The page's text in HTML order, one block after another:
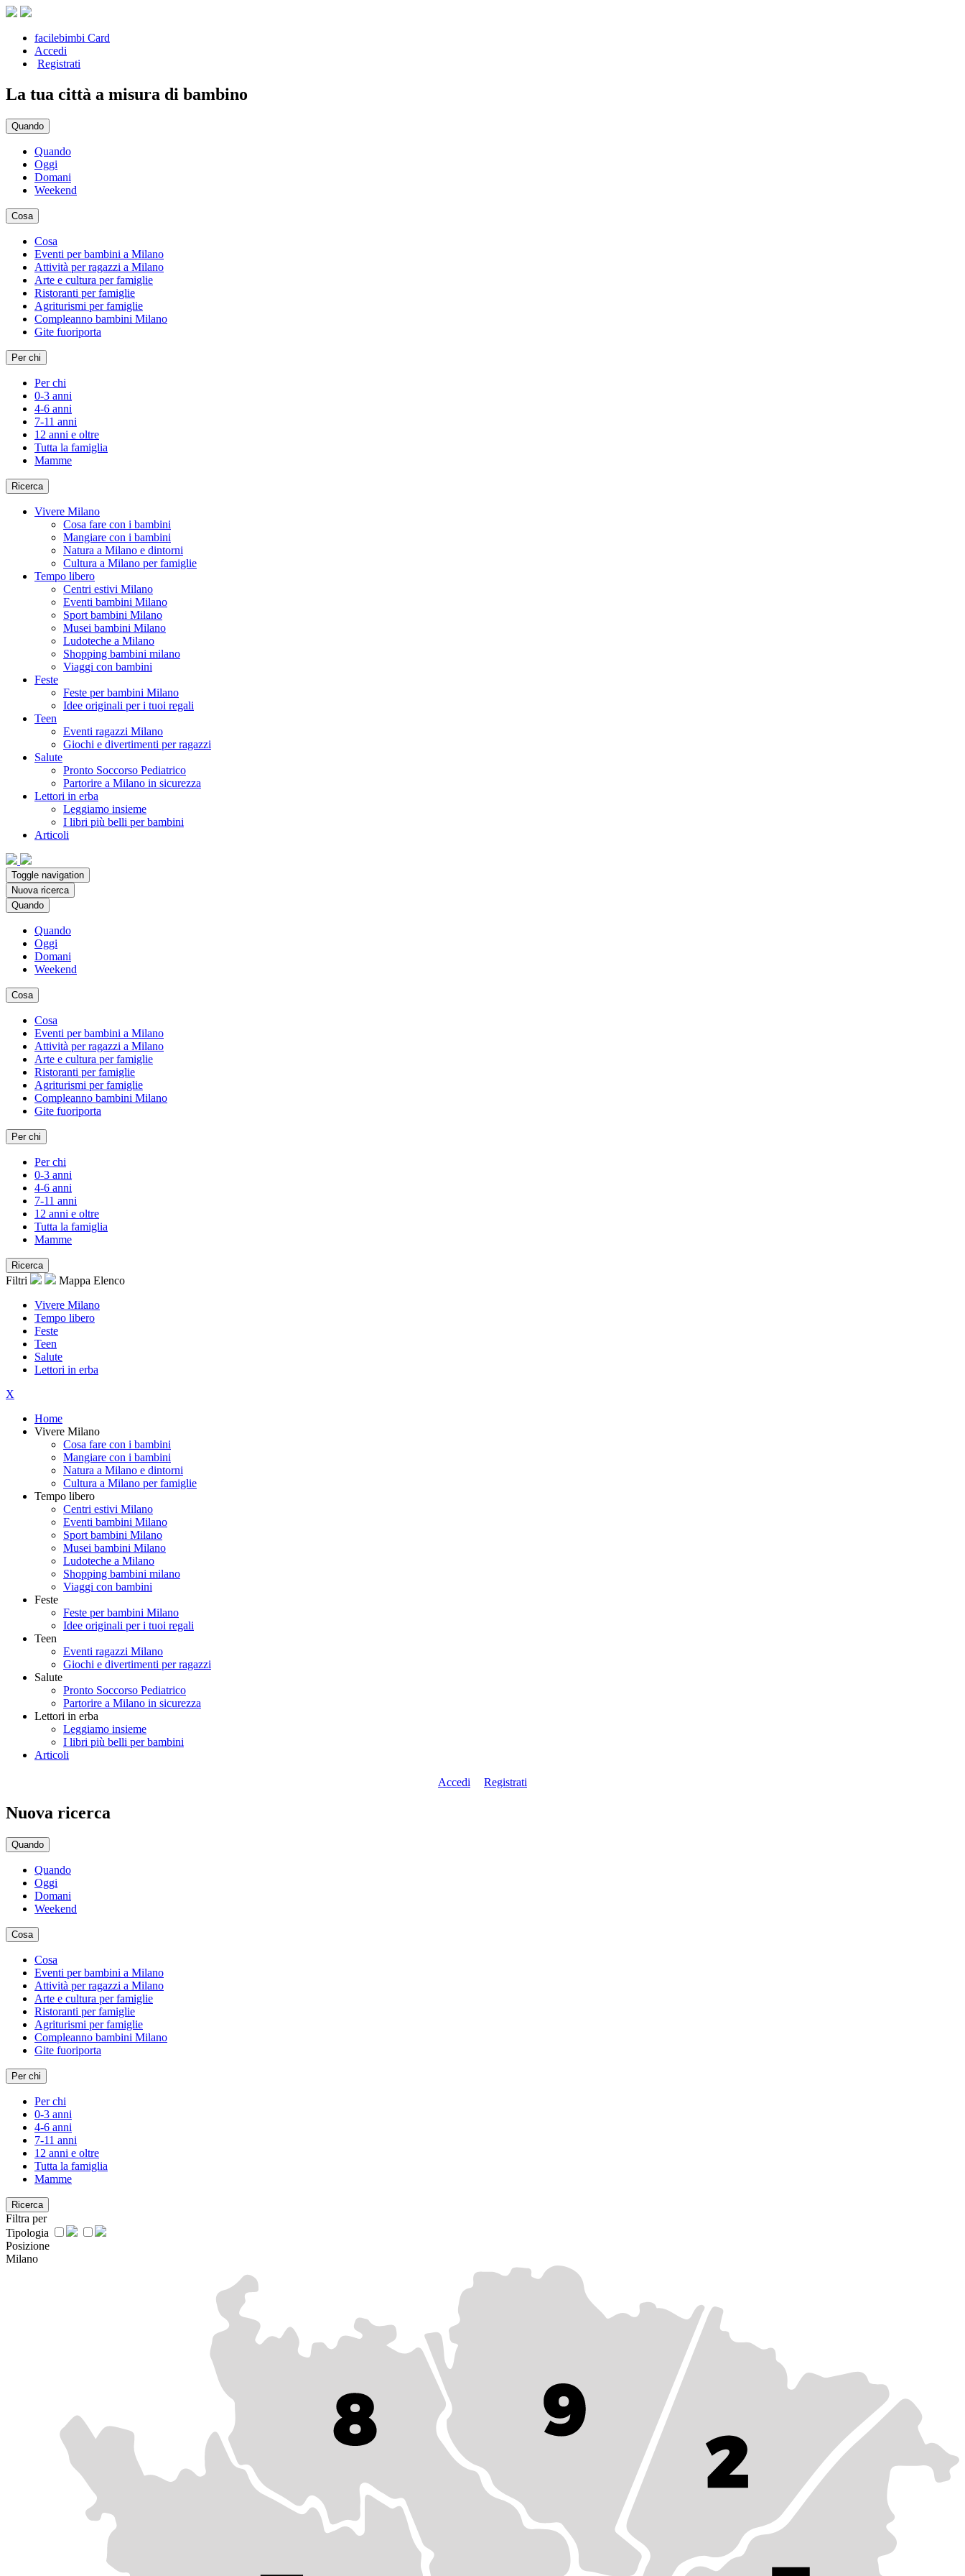
facilebimbi Card
Accedi
Registrati
La tua città a misura di bambino
Quando
Quando
Oggi
Domani
Weekend
Cosa
Cosa
Eventi per bambini a Milano
Attività per ragazzi a Milano
Arte e cultura per famiglie
Ristoranti per famiglie
Agriturismi per famiglie
Compleanno bambini Milano
Gite fuoriporta
Per chi
Per chi
0-3 anni
4-6 anni
7-11 anni
12 anni e oltre
Tutta la famiglia
Mamme
Ricerca
Vivere Milano
Cosa fare con i bambini
Mangiare con i bambini
Natura a Milano e dintorni
Cultura a Milano per famiglie
Tempo libero
Centri estivi Milano
Eventi bambini Milano
Sport bambini Milano
Musei bambini Milano
Ludoteche a Milano
Shopping bambini milano
Viaggi con bambini
Feste
Feste per bambini Milano
Idee originali per i tuoi regali
Teen
Eventi ragazzi Milano
Giochi e divertimenti per ragazzi
Salute
Pronto Soccorso Pediatrico
Partorire a Milano in sicurezza
Lettori in erba
Leggiamo insieme
I libri più belli per bambini
Articoli
Toggle navigation
Nuova ricerca
Quando
Quando
Oggi
Domani
Weekend
Cosa
Cosa
Eventi per bambini a Milano
Attività per ragazzi a Milano
Arte e cultura per famiglie
Ristoranti per famiglie
Agriturismi per famiglie
Compleanno bambini Milano
Gite fuoriporta
Per chi
Per chi
0-3 anni
4-6 anni
7-11 anni
12 anni e oltre
Tutta la famiglia
Mamme
Ricerca
Filtri Mappa Elenco
Vivere Milano
Tempo libero
Feste
Teen
Salute
Lettori in erba
X
Home
Vivere Milano
Cosa fare con i bambini
Mangiare con i bambini
Natura a Milano e dintorni
Cultura a Milano per famiglie
Tempo libero
Centri estivi Milano
Eventi bambini Milano
Sport bambini Milano
Musei bambini Milano
Ludoteche a Milano
Shopping bambini milano
Viaggi con bambini
Feste
Feste per bambini Milano
Idee originali per i tuoi regali
Teen
Eventi ragazzi Milano
Giochi e divertimenti per ragazzi
Salute
Pronto Soccorso Pediatrico
Partorire a Milano in sicurezza
Lettori in erba
Leggiamo insieme
I libri più belli per bambini
Articoli
Accedi Registrati
Nuova ricerca
Quando
Quando
Oggi
Domani
Weekend
Cosa
Cosa
Eventi per bambini a Milano
Attività per ragazzi a Milano
Arte e cultura per famiglie
Ristoranti per famiglie
Agriturismi per famiglie
Compleanno bambini Milano
Gite fuoriporta
Per chi
Per chi
0-3 anni
4-6 anni
7-11 anni
12 anni e oltre
Tutta la famiglia
Mamme
Ricerca
Filtra per
Tipologia
Posizione
Milano